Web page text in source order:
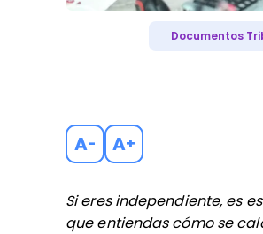
Documentos
A- A+
Si eres independiente, es
que entiendas cómo se